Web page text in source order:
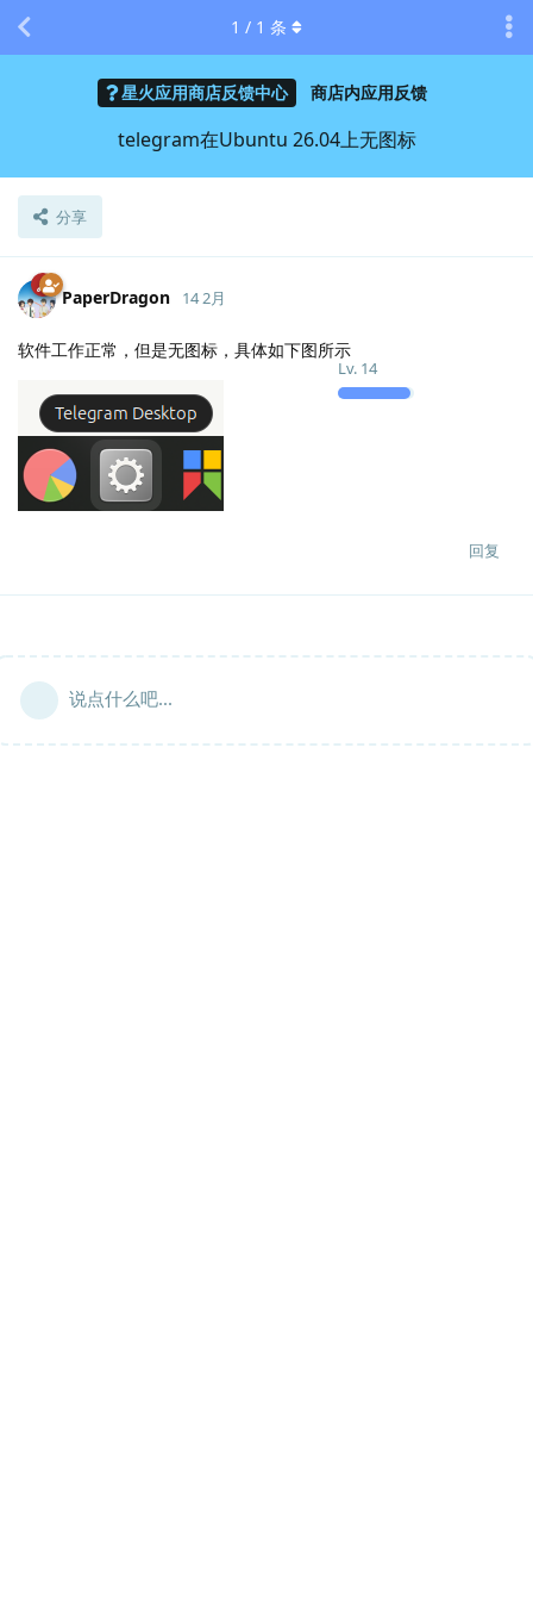
星火应用商店反馈中心 商店内应用反馈
telegram在Ubuntu 26.04上无图标
分享
1 / 1 条
PaperDragon
Lv. 14
14 2月
软件工作正常，但是无图标，具体如下图所示
回复
说点什么吧...